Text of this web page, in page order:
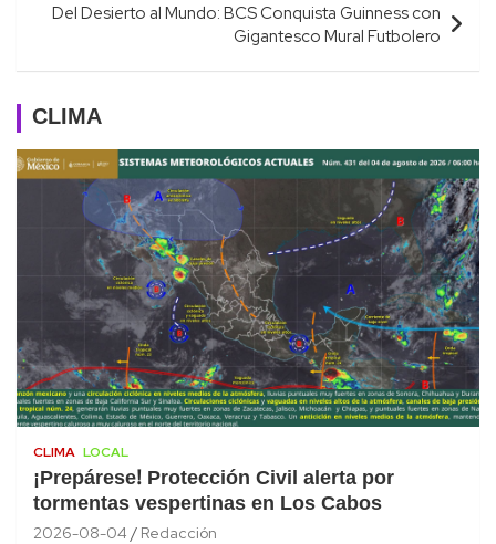
Del Desierto al Mundo: BCS Conquista Guinness con
Gigantesco Mural Futbolero
CLIMA
CLIMA LOCAL
¡Prepárese! Protección Civil alerta por
tormentas vespertinas en Los Cabos
2026-08-04 Redacción